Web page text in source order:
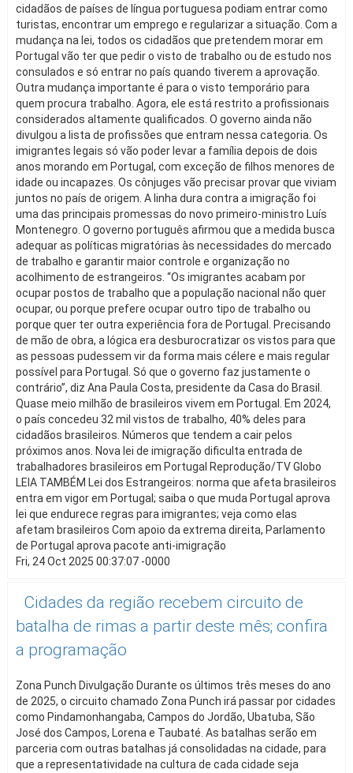
cidadãos de países de língua portuguesa podiam entrar como
turistas, encontrar um emprego e regularizar a situação. Com a
mudança na lei, todos os cidadãos que pretendem morar em
Portugal vão ter que pedir o visto de trabalho ou de estudo nos
consulados e só entrar no país quando tiverem a aprovação.
Outra mudança importante é para o visto temporário para
quem procura trabalho. Agora, ele está restrito a profissionais
considerados altamente qualificados. O governo ainda não
divulgou a lista de profissões que entram nessa categoria. Os
imigrantes legais só vão poder levar a família depois de dois
anos morando em Portugal, com exceção de filhos menores de
idade ou incapazes. Os cônjuges vão precisar provar que viviam
juntos no país de origem. A linha dura contra a imigração foi
uma das principais promessas do novo primeiro-ministro Luís
Montenegro. O governo português afirmou que a medida busca
adequar as políticas migratórias às necessidades do mercado
de trabalho e garantir maior controle e organização no
acolhimento de estrangeiros. “Os imigrantes acabam por
ocupar postos de trabalho que a população nacional não quer
ocupar, ou porque prefere ocupar outro tipo de trabalho ou
porque quer ter outra experiência fora de Portugal. Precisando
de mão de obra, a lógica era desburocratizar os vistos para que
as pessoas pudessem vir da forma mais célere e mais regular
possível para Portugal. Só que o governo faz justamente o
contrário”, diz Ana Paula Costa, presidente da Casa do Brasil.
Quase meio milhão de brasileiros vivem em Portugal. Em 2024,
o país concedeu 32 mil vistos de trabalho, 40% deles para
cidadãos brasileiros. Números que tendem a cair pelos
próximos anos. Nova lei de imigração dificulta entrada de
trabalhadores brasileiros em Portugal Reprodução/TV Globo
LEIA TAMBÉM Lei dos Estrangeiros: norma que afeta brasileiros
entra em vigor em Portugal; saiba o que muda Portugal aprova
lei que endurece regras para imigrantes; veja como elas
afetam brasileiros Com apoio da extrema direita, Parlamento
de Portugal aprova pacote anti-imigração
Fri, 24 Oct 2025 00:37:07 -0000
Cidades da região recebem circuito de
batalha de rimas a partir deste mês; confira
a programação
Zona Punch Divulgação Durante os últimos três meses do ano
de 2025, o circuito chamado Zona Punch irá passar por cidades
como Pindamonhangaba, Campos do Jordão, Ubatuba, São
José dos Campos, Lorena e Taubaté. As batalhas serão em
parceria com outras batalhas já consolidadas na cidade, para
que a representatividade na cultura de cada cidade seja